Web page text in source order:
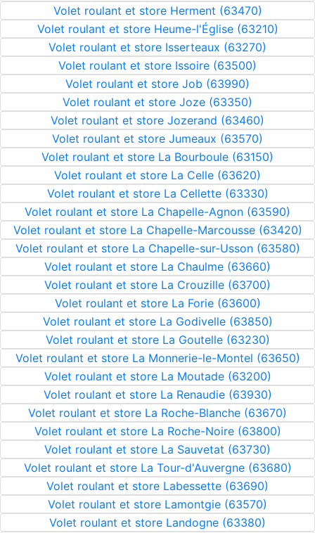
Volet roulant et store Herment (63470)
Volet roulant et store Heume-l'Église (63210)
Volet roulant et store Isserteaux (63270)
Volet roulant et store Issoire (63500)
Volet roulant et store Job (63990)
Volet roulant et store Joze (63350)
Volet roulant et store Jozerand (63460)
Volet roulant et store Jumeaux (63570)
Volet roulant et store La Bourboule (63150)
Volet roulant et store La Celle (63620)
Volet roulant et store La Cellette (63330)
Volet roulant et store La Chapelle-Agnon (63590)
Volet roulant et store La Chapelle-Marcousse (63420)
Volet roulant et store La Chapelle-sur-Usson (63580)
Volet roulant et store La Chaulme (63660)
Volet roulant et store La Crouzille (63700)
Volet roulant et store La Forie (63600)
Volet roulant et store La Godivelle (63850)
Volet roulant et store La Goutelle (63230)
Volet roulant et store La Monnerie-le-Montel (63650)
Volet roulant et store La Moutade (63200)
Volet roulant et store La Renaudie (63930)
Volet roulant et store La Roche-Blanche (63670)
Volet roulant et store La Roche-Noire (63800)
Volet roulant et store La Sauvetat (63730)
Volet roulant et store La Tour-d'Auvergne (63680)
Volet roulant et store Labessette (63690)
Volet roulant et store Lamontgie (63570)
Volet roulant et store Landogne (63380)